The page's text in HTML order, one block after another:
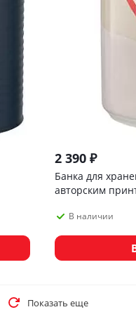
2 390₽
Банка для
авторским
В наличии
Показать еще